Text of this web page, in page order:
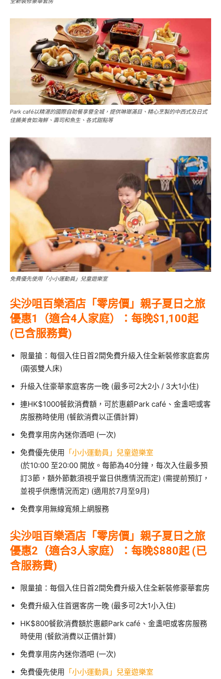
Park café以精湛的國際自助餐享譽全城，提供琳瑯滿目、精心烹製的中西式及日式
佳餚美食如海鮮、壽司和魚生、各式甜點等
免費優先使用「小小運動員」兒童遊樂室
尖沙咀 百樂酒店「零房價」親子夏日之旅
優惠1
（適合4人家庭）
：每晚$1,100起
(已含服務費)
限量搶：每個入住日首2間免費升級入住全新裝修家庭套房
(兩張雙人床)
升級入住豪華家庭客房一晚 (最多可2大2小 / 3大1小住)
連HK$1000餐飲消費額，可於惠顧Park café、金盞吧或客
房服務時使用 (餐飲消費以正價計算)
免費享用房內迷你酒吧 (一次)
免費優先使用 「小小運動員」兒童遊樂室
(於10:00 至20:00 開放。每節為40分鐘，每次入住最多預
訂3節，額外節數須視乎當日供應情況而定) (需提前預訂，
並視乎供應情況而定) (適用於7月至9月)
免費享用無線寬頻上網服務
尖沙咀 百樂酒店「零房價」親子夏日之旅
優惠2（適合3人家庭）
：每晚$880起 (已
含服務費)
限量搶：每個入住日首2間免費升級入住全新裝修豪華套房
免費升級入住首選客房一晚 (最多可2大1小入住)
HK$800餐飲消費額於惠顧Park café、金盞吧或客房服務
時使用 (餐飲消費以正價計算)
免費享用房內迷你酒吧 (一次)
免費優先使用 「小小運動員」兒童遊樂室